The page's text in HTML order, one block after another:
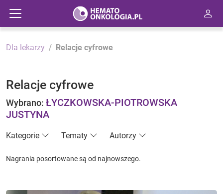
Dla lekarzy Relacje cyfrowe
Relacje cyfrowe
Wybrano: ŁYCZKOWSKA-PIOTROWSKA
JUSTYNA
Kategorie Tematy Autorzy
Nagrania posortowane są od najnowszego.